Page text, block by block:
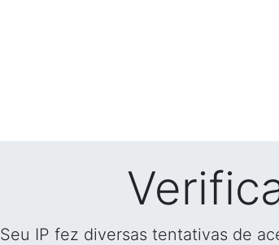
Seu IP fez diversas tentativas de